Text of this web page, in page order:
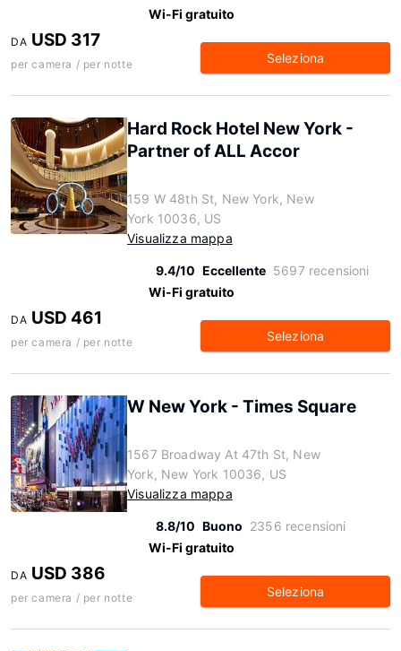
Wi-Fi gratuito
DA USD 317
per camera / per notte Seleziona
Hard Rock Hotel New York -
Partner of ALL Accor
159 W 48th St, New York, New
York 10036, US
Visualizza mappa
9.4/10 Eccellente 5697 recensioni
Wi-Fi gratuito
DA USD 461
per camera / per notte Seleziona
W New York - Times Square
1567 Broadway At 47th St, New
York, New York 10036, US
Visualizza mappa
8.8/10 Buono 2356 recensioni
Wi-Fi gratuito
DA USD 386
per camera / per notte Seleziona